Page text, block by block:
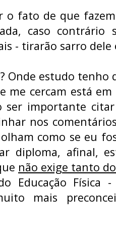
o fato de que
caso contrário
- tirarão sarro dele
Onde estudo tenho
me cercam está
ser importante
nos
como se eu
diploma, afinal,
não exige tanto
Educação Física
mais